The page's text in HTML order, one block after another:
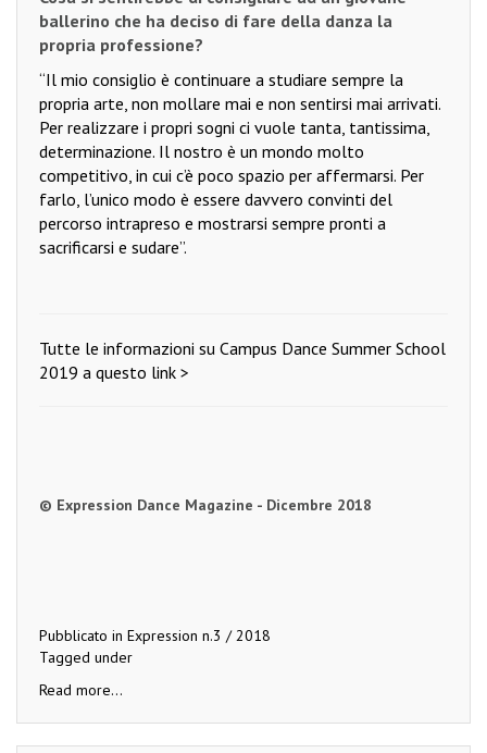
ballerino che ha deciso di fare della danza la
propria professione?
“Il mio consiglio è continuare a studiare sempre la
propria arte, non mollare mai e non sentirsi mai arrivati.
Per realizzare i propri sogni ci vuole tanta, tantissima,
determinazione. Il nostro è un mondo molto
competitivo, in cui c’è poco spazio per affermarsi. Per
farlo, l’unico modo è essere davvero convinti del
percorso intrapreso e mostrarsi sempre pronti a
sacrificarsi e sudare”.
Tutte le informazioni su Campus Dance Summer School
2019 a questo link >
© Expression Dance Magazine - Dicembre 2018
Pubblicato in Expression n.3 / 2018
Tagged under
Read more...